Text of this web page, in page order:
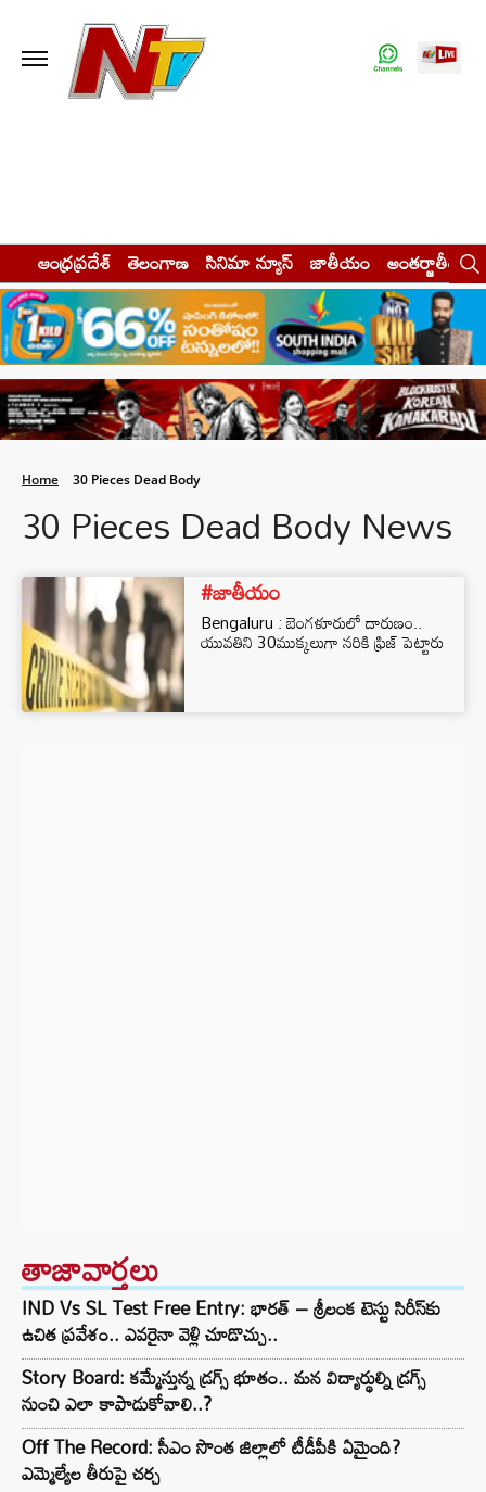
ఆంధ్రప్రదేశ్ తెలంగాణ సినిమా న్యూస్ జాతీయం అంతర్జాతీయం
Home 30 Pieces Dead Body
30 Pieces Dead Body News
#జాతీయం
Bengaluru : బెంగళూరులో దారుణం..
యువతిని 30ముక్కలుగా నరికి ఫ్రిజ్ పెట్టారు
తాజావార్తలు
IND Vs SL Test Free Entry: భారత్ – శ్రీలంక టెస్టు సిరీస్‌కు
ఉచిత ప్రవేశం.. ఎవరైనా వెళ్లి చూడొచ్చు..
Story Board: కమ్మేస్తున్న డ్రగ్స్ భూతం.. మన విద్యార్థుల్ని డ్రగ్స్
నుంచి ఎలా కాపాడుకోవాలి..?
Off The Record: సీఎం సొంత జిల్లాలో టీడీపీకి ఏమైంది?
ఎమ్మెల్యేల తీరుపై చర్చ